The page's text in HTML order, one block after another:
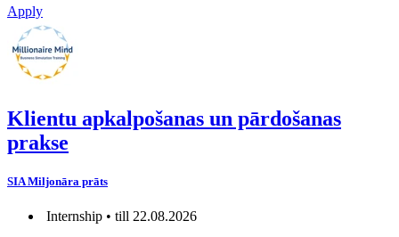
Apply
Klientu apkalpošanas un pārdošanas
prakse
SIA Miljonāra prāts
Internship • till 22.08.2026